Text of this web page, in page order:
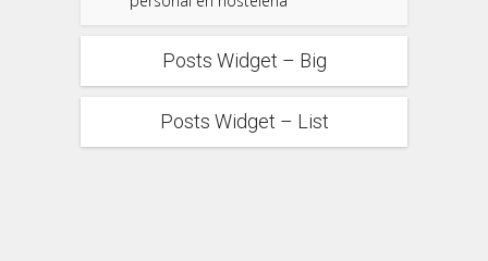
Posts Widget – Big
Posts Widget – List